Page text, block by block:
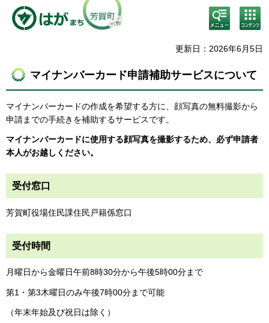
検
索・
メニ
コン
テン
ニュ
更新日：2026年6月5日
マイナンバーカード申請補助サービスについて
マイナンバーカードの作成を希望する方に、顔写真の無料撮影から
申請までの手続きを補助するサービスです。
マイナンバーカードに使用する顔写真を撮影するため、必ず申請者
本人がお越しください。
受付窓口
芳賀町役場住民課住民戸籍係窓口
受付時間
月曜日から金曜日午前8時30分から午後5時00分まで
第1・第3木曜日のみ午後7時00分まで可能
（年末年始及び祝日は除く）